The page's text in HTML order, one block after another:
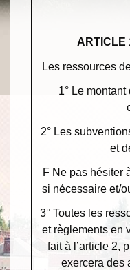
ARTICLE
Les ressources
1° Le
2° Les
et
F Ne pas hésiter
si nécessaire et/
3° Toutes les
et règlements en
fait à l’article 2,
exercera des